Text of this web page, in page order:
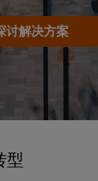
讨解决方案
型